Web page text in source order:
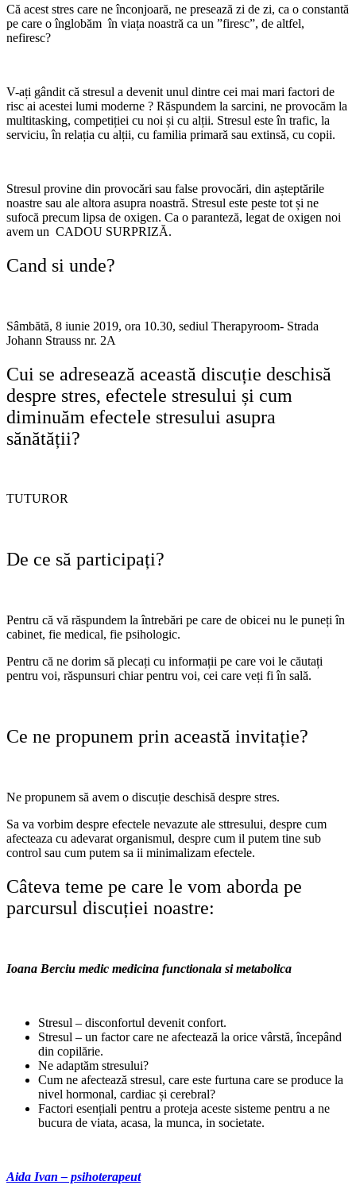
Că acest stres care ne înconjoară, ne presează zi de zi, ca o constantă
pe care o înglobăm în viața noastră ca un ”firesc”, de altfel,
nefiresc?
V-ați gândit că stresul a devenit unul dintre cei mai mari factori de
risc ai acestei lumi moderne ? Răspundem la sarcini, ne provocăm la
multitasking, competiției cu noi și cu alții. Stresul este în trafic, la
serviciu, în relația cu alții, cu familia primară sau extinsă, cu copii.
Stresul provine din provocări sau false provocări, din așteptările
noastre sau ale altora asupra noastră. Stresul este peste tot și ne
sufocă precum lipsa de oxigen. Ca o paranteză, legat de oxigen noi
avem un CADOU SURPRIZĂ.
Cand si unde?
Sâmbătă, 8 iunie 2019, ora 10.30, sediul Therapyroom- Strada
Johann Strauss nr. 2A
Cui se adresează această discuție deschisă
despre stres, efectele stresului și cum
diminuăm efectele stresului asupra
sănătății?
TUTUROR
De ce să participați?
Pentru că vă răspundem la întrebări pe care de obicei nu le puneți în
cabinet, fie medical, fie psihologic.
Pentru că ne dorim să plecați cu informații pe care voi le căutați
pentru voi, răspunsuri chiar pentru voi, cei care veți fi în sală.
Ce ne propunem prin această invitație?
Ne propunem să avem o discuție deschisă despre stres.
Sa va vorbim despre efectele nevazute ale sttresului, despre cum
afecteaza cu adevarat organismul, despre cum il putem tine sub
control sau cum putem sa ii minimalizam efectele.
Câteva teme pe care le vom aborda pe
parcursul discuției noastre:
Ioana Berciu medic medicina functionala si metabolica
Stresul – disconfortul devenit confort.
Stresul – un factor care ne afectează la orice vârstă, începând
din copilărie.
Ne adaptăm stresului?
Cum ne afectează stresul, care este furtuna care se produce la
nivel hormonal, cardiac și cerebral?
Factori esențiali pentru a proteja aceste sisteme pentru a ne
bucura de viata, acasa, la munca, in societate.
Aida Ivan – psihoterapeut